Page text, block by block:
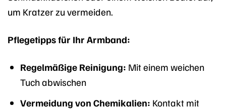
um Kratzer zu vermeiden.
Pflegetipps für Ihr Armband:
Regelmäßige Reinigung: Mit einem weichen
Tuch abwischen
Vermeidung von Chemikalien: Kontakt mit